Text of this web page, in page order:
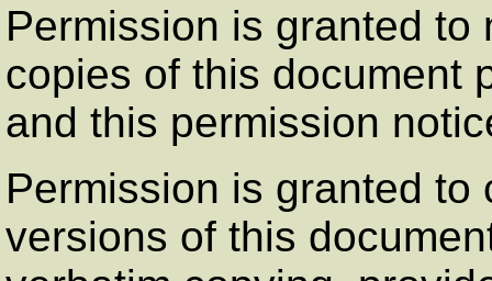
Permission is granted
copies of this document
and this permission
Permission is granted
versions of this